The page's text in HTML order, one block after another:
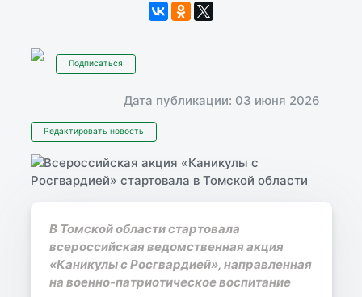
Подписаться
Дата публикации: 03 июня 2026
Редактировать новость
В Томской области стартовала
всероссийская ведомственная акция
«Каникулы с Росгвардией», направленная
на военно-патриотическое воспитание